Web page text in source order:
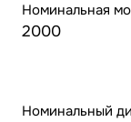
Номинальная
2000
Номинальный